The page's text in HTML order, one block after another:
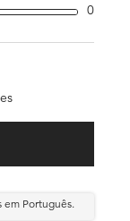
0
em Português.